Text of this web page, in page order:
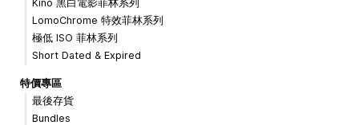
Kino 黑白電影菲林系列
LomoChrome 特效菲林系列
極低 ISO 菲林系列
Short Dated & Expired
特價專區
最後存貨
Bundles